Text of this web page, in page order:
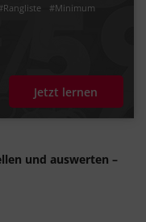
#Minimum
Jetzt lernen
und auswerten –